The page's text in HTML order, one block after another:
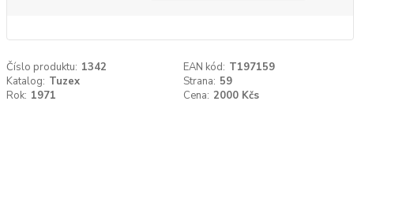
Číslo produktu: 1342 EAN kód: T197159
Katalog: Tuzex Strana: 59
Rok: 1971 Cena: 2000 Kčs